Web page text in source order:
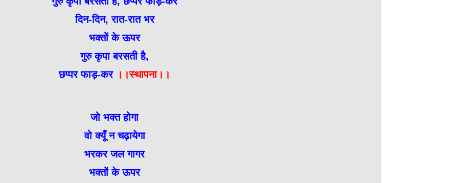
दिन-दिन, रात-रात भर
भक्तों के ऊपर
गुरु कृपा बरसती है,
छप्पर फाड़-कर।।स्थापना।।
जो भक्त होगा
वो क्यूँ न चढ़ायेगा
भरकर जल गागर
भक्तों के ऊपर